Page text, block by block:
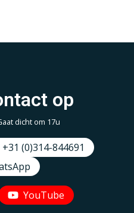
op
dicht om 17u
+31 (0)314-844691
YouTube